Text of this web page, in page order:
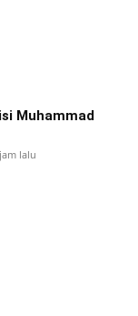
Muhammad
lalu